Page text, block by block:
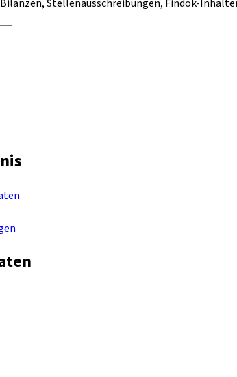
Bilanzen, Stellenausschreibungen, Findok-